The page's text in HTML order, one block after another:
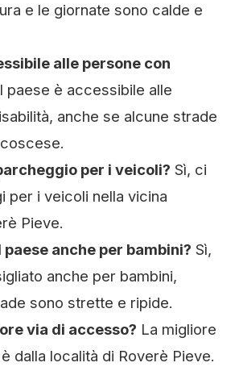
e le giornate sono calde e
alle persone con
paese è accessibile alle
anche se alcune strade
per i veicoli? Sì, ci
per i veicoli nella vicina
Pieve.
anche per bambini? Sì,
anche per bambini,
sono strette e ripide.
via di accesso? La migliore
dalla località di Roverè Pieve.